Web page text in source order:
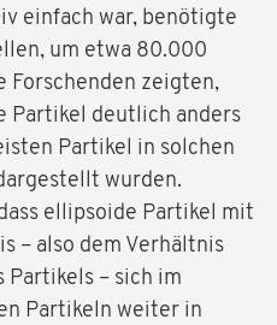
einfach war, benötigte
um etwa 80.000
Forschenden zeigten,
Partikel deutlich anders
Partikel in solchen
wurden.
ellipsoide Partikel mit
– also dem Verhältnis
Partikels – sich im
Partikeln weiter in